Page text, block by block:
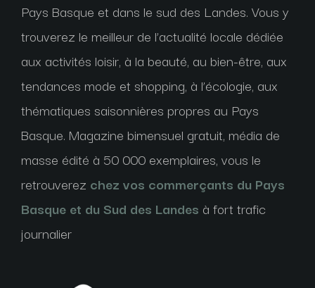
Pays Basque et dans le sud des Landes. Vous y
trouverez le meilleur de l’actualité locale dédiée
aux activités loisir, à la beauté, au bien-être, aux
tendances mode et shopping, à l’écologie, aux
thématiques saisonnières propres au Pays
Basque. Magazine bimensuel gratuit, média de
masse édité à 50 000 exemplaires, vous le
retrouverez chez vos commerçants du Pays
Basque et du Sud des Landes à fort trafic
journalier